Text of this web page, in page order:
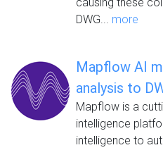
DWG... more
Mapflow AI
analysis to
Mapflow is a
intelligence
intelligence to